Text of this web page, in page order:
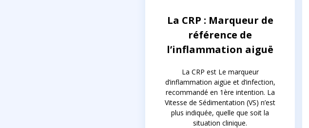
La CRP : Marqueur de
référence de
l’inflammation aiguë
La CRP est Le marqueur
d’inflammation aigüe et d’infection,
recommandé en 1ère intention. La
Vitesse de Sédimentation (VS) n’est
plus indiquée, quelle que soit la
situation clinique.